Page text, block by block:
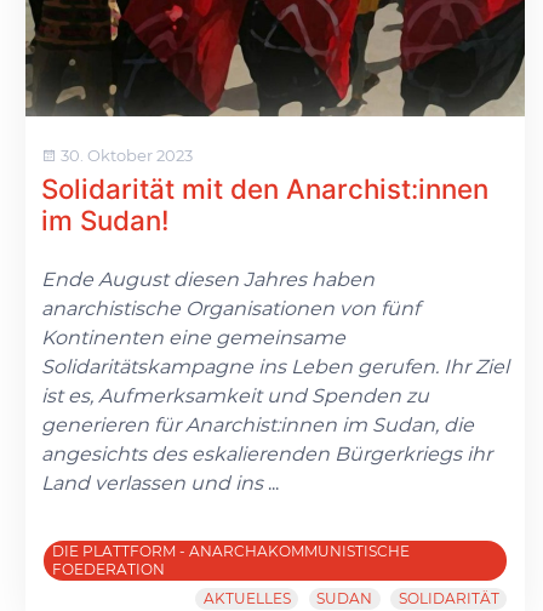
30. Oktober 2023
Solidarität mit den Anarchist:innen
im Sudan!
Ende August diesen Jahres haben
anarchistische Organisationen von fünf
Kontinenten eine gemeinsame
Solidaritätskampagne ins Leben gerufen. Ihr Ziel
ist es, Aufmerksamkeit und Spenden zu
generieren für Anarchist:innen im Sudan, die
angesichts des eskalierenden Bürgerkriegs ihr
Land verlassen und ins ...
DIE PLATTFORM - ANARCHAKOMMUNISTISCHE
FOEDERATION
AKTUELLES
SUDAN SOLIDARITÄT